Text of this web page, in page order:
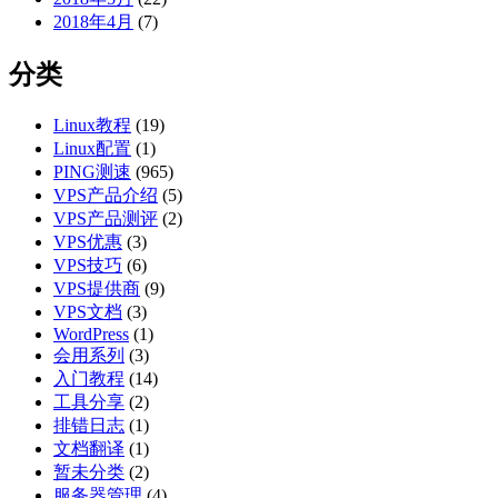
2018年4月 (7)
分类
Linux教程 (19)
Linux配置 (1)
PING测速 (965)
VPS产品介绍 (5)
VPS产品测评 (2)
VPS优惠 (3)
VPS技巧 (6)
VPS提供商 (9)
VPS文档 (3)
WordPress (1)
会用系列 (3)
入门教程 (14)
工具分享 (2)
排错日志 (1)
文档翻译 (1)
暂未分类 (2)